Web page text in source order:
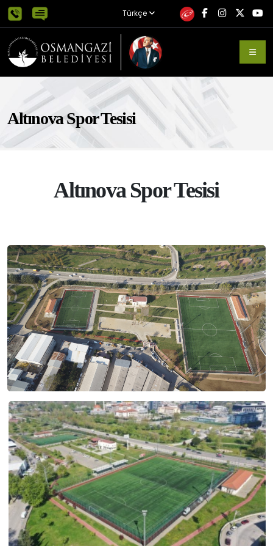
Türkçe
Altınova Spor Tesisi
Altınova Spor Tesisi